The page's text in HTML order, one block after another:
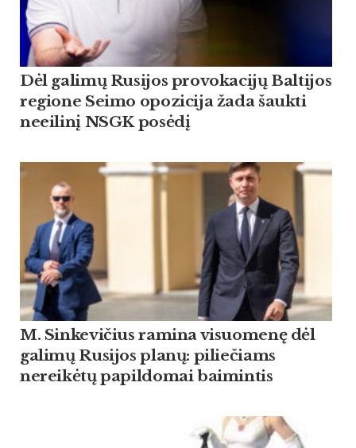
Dėl galimų Rusijos provokacijų Baltijos
regione Seimo opozicija žada šaukti
neeilinį NSGK posėdį
M. Sinkevičius ramina visuomenę dėl
galimų Rusijos planų: piliečiams
nereikėtų papildomai baimintis